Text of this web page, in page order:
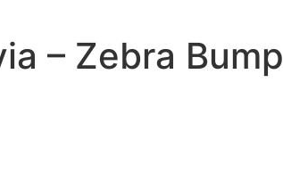
– Zebra Bump